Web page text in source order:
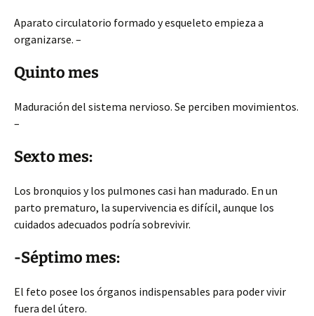
Aparato circulatorio formado y esqueleto empieza a
organizarse. –
Quinto mes
Maduración del sistema nervioso. Se perciben movimientos.
–
Sexto mes:
Los bronquios y los pulmones casi han madurado. En un
parto prematuro, la supervivencia es difícil, aunque los
cuidados adecuados podría sobrevivir.
-Séptimo mes:
El feto posee los órganos indispensables para poder vivir
fuera del útero.